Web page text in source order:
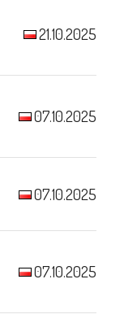
21.10.2025
07.10.2025
07.10.2025
07.10.2025